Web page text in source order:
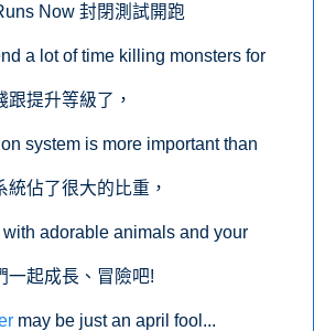
Now 封閉測試開跑
a lot of time killing monsters for
提升等級了，
system is more important than
佔了很大的比重，
adorable animals and your
一起成長、冒險吧!
may be just an april fool...